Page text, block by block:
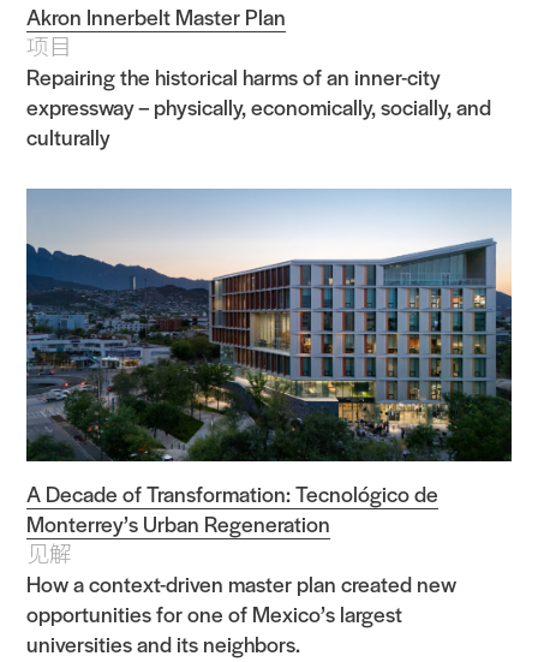
Akron Innerbelt Master Plan
项目
Repairing the historical harms of an inner-city
expressway – physically, economically, socially, and
culturally
A Decade of Transformation: Tecnológico de
Monterrey’s Urban Regeneration
见解
How a context-driven master plan created new
opportunities for one of Mexico’s largest
universities and its neighbors.